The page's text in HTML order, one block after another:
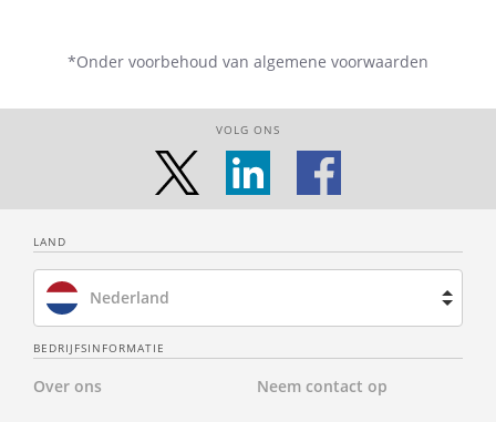
*Onder voorbehoud van algemene voorwaarden
VOLG ONS
LAND
Nederland
Brazilië
Spanje
BEDRIJFSINFORMATIE
Over ons Neem contact op